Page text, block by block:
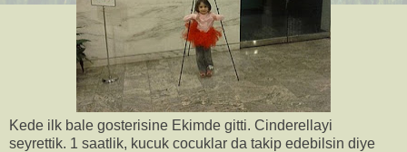
Kede ilk bale gosterisine Ekimde gitti. Cinderellayi
seyrettik. 1 saatlik, kucuk cocuklar da takip edebilsin diye